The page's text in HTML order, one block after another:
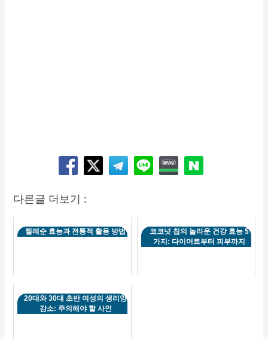
다른글 더보기 :
찔레순 효능과 전통적 활용 방법
코코넛 칩의 놀라운 건강 효능 5
가지: 다이어트부터 피부까지
20대와 30대 초반 여성의 생리양
감소: 주의해야 할 사인